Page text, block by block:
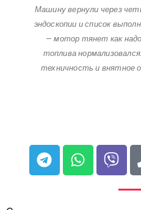
Машину вернули через
эндоскопии и список
— мотор тянет как
топлива
техничность и внятное